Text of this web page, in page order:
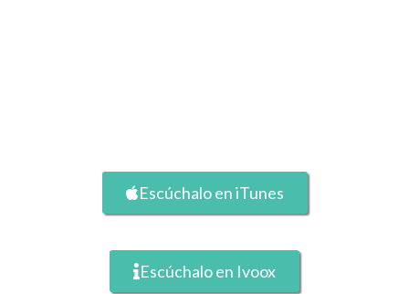
Escúchalo en iTunes
Escúchalo en Ivoox